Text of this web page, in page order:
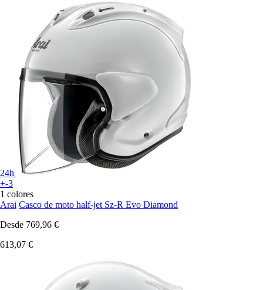
24h
+-3
1 colores
Arai Casco de moto half-jet Sz-R Evo Diamond
Desde 769,96 €
613,07 €